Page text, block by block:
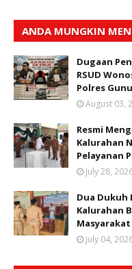
ANDA MUNGKIN
Dugaan
RSUD
Polres
August 03,
Resmi
Kalurahan
Pelayanan
July 28,
Dua Dukuh
Kalurahan
July 04,